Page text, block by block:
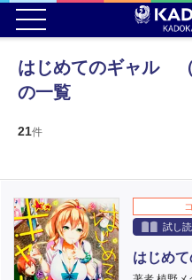
はじめてのギャル
の一覧
21件
試し
はじめ